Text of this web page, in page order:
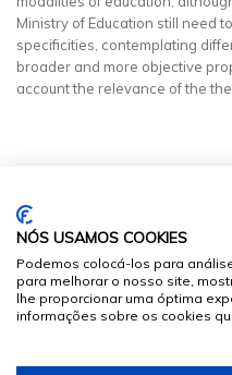
Ministry of Education still need
specificities, contemplating
broader and more objective
account the relevance of the
NÓS USAMOS COOKIES
Podemos colocá-los para
para melhorar o nosso site,
lhe proporcionar uma óptima
informações sobre os cookies